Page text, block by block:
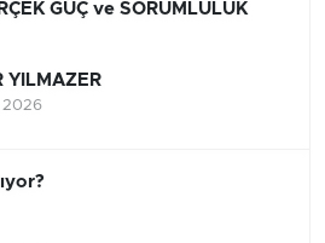
GÜÇ ve SORUMLULUK
YILMAZER
2026